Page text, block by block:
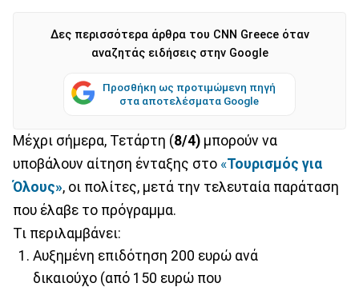
Δες περισσότερα άρθρα του CNN Greece όταν
αναζητάς ειδήσεις στην Google
Προσθήκη ως προτιμώμενη πηγή
στα αποτελέσματα Google
Μέχρι σήμερα, Τετάρτη (8/4) μπορούν να
υποβάλουν αίτηση ένταξης στο «Τουρισμός για
Όλους», οι πολίτες, μετά την τελευταία παράταση
που έλαβε το πρόγραμμα.
Τι περιλαμβάνει:
Αυξημένη επιδότηση 200 ευρώ ανά
δικαιούχο (από 150 ευρώ που